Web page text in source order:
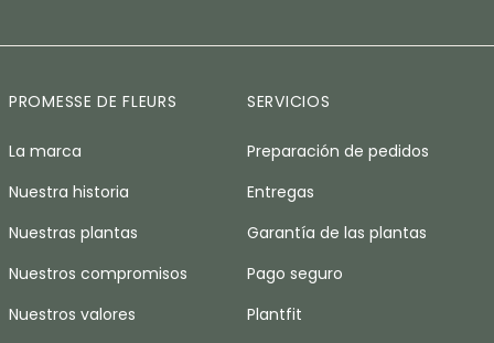
PROMESSE DE FLEURS
La marca
Nuestra historia
Nuestras plantas
Nuestros compromisos
Nuestros valores
SERVICIOS
Preparación de pedidos
Entregas
Garantía de las plantas
Pago seguro
Plantfit